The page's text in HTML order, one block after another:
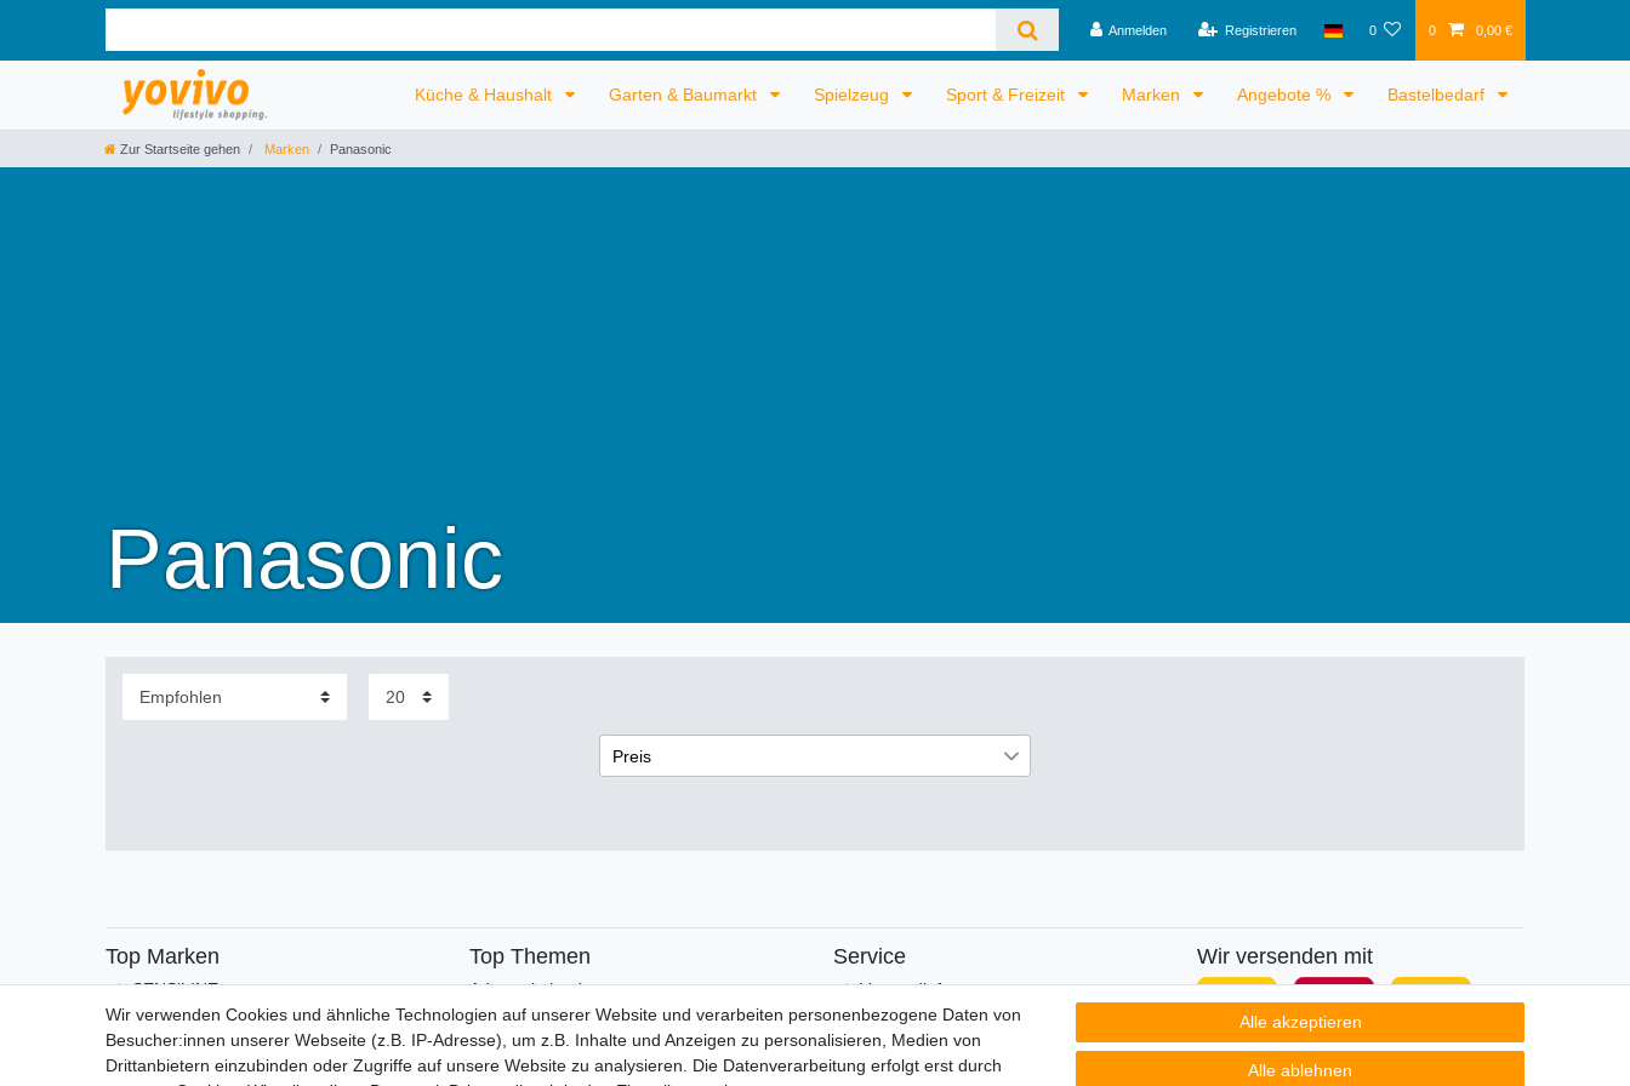
Anmelden Registrieren 0 0 0,00 €
Küche & Haushalt Garten & Baumarkt Spielzeug Sport & Freizeit Marken Angebote % Bastelbedarf
Zur Startseite gehen Marken Panasonic
Panasonic
Preis
Top Marken
SENSiLINE
Top Themen
Adventskalender
Service
Versandinfos
FAQ
Ersatzteile
Registrieren
Wir versenden mit
Wir verwenden Cookies und ähnliche Technologien auf unserer Website und verarbeiten personenbezogene Daten von
Besucher:innen unserer Webseite (z.B. IP-Adresse), um z.B. Inhalte und Anzeigen zu personalisieren, Medien von
Drittanbietern einzubinden oder Zugriffe auf unsere Website zu analysieren. Die Datenverarbeitung erfolgt erst durch
Alle akzeptieren
Alle ablehnen